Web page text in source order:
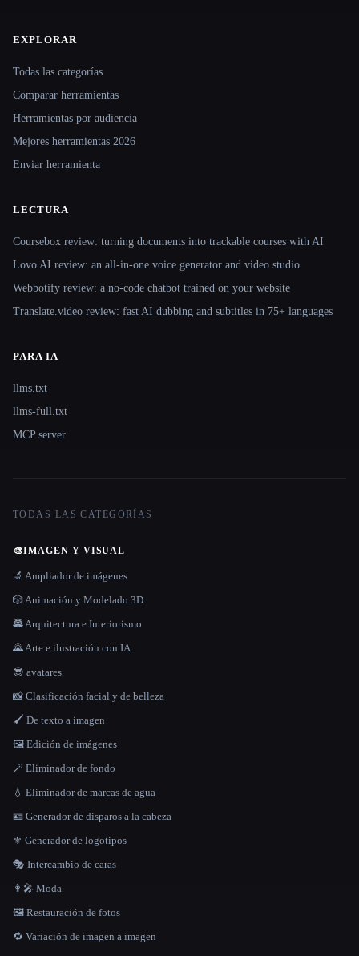
Site navigation
EXPLORAR
Todas las categorías
Comparar herramientas
Herramientas por audiencia
Mejores herramientas 2026
Enviar herramienta
LECTURA
Coursebox review: turning documents into trackable courses with AI
Lovo AI review: an all-in-one voice generator and video studio
Webbotify review: a no-code chatbot trained on your website
Translate.video review: fast AI dubbing and subtitles in 75+ languages
PARA IA
llms.txt
llms-full.txt
MCP server
TODAS LAS CATEGORÍAS
🎨IMAGEN Y VISUAL
🔬 Ampliador de imágenes
🎲 Animación y Modelado 3D
🏯 Arquitectura e Interiorismo
🌄 Arte e ilustración con IA
😎 avatares
📸 Clasificación facial y de belleza
🖌️ De texto a imagen
🖼️ Edición de imágenes
🪄 Eliminador de fondo
💧 Eliminador de marcas de agua
🪪 Generador de disparos a la cabeza
⚜️ Generador de logotipos
🎭 Intercambio de caras
👩‍🎤 Moda
🖼️ Restauración de fotos
🔁 Variación de imagen a imagen